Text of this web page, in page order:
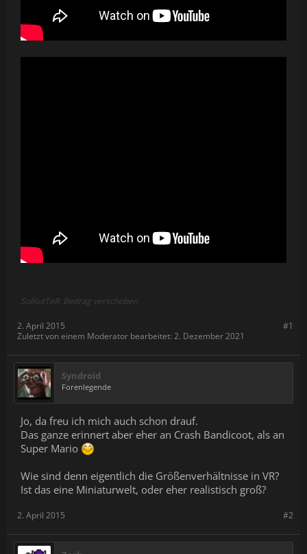
SolKutTeR: Beitrag verschoben
#1
2. April 2015
Zuletzt von einem Moderator bearbeitet: 2. Dezember 2021
Syndroid
Forenlegende
Jo, da freu ich mich auch schon drauf.
Das ganze erinnert aber eher an Crash Bandicoot, als an
Super Mario
Wie sind denn eigentlich die Größenverhältnisse in VR?
Ist das eine Miniaturwelt, oder eher realistisch groß?
#2
2. April 2015